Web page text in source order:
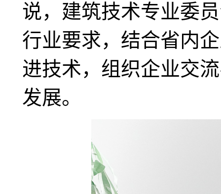
说，建筑技术专业委
行业要求，结合省内
进技术，组织企业交
发展。